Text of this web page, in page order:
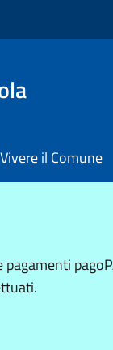
Vivere il Comune